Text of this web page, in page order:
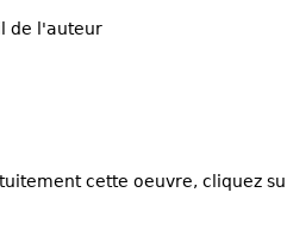
de l'auteur
cette oeuvre, cliquez